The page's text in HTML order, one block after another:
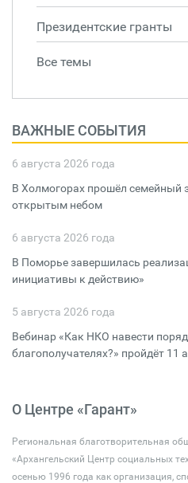
Президентские гранты
Все темы
ВАЖНЫЕ СОБЫТИЯ
6 августа 2026 года
В Холмогорах прошёл семейный
открытым небом
6 августа 2026 года
В Поморье завершилась
инициативы к действию»
5 августа 2026 года
Вебинар «Как НКО навести
благополучателях?» пройдёт 11
О Центре «Гарант»
Региональная благотворительная
«Архангельский Центр социальных
осенью 1996 года как организация,